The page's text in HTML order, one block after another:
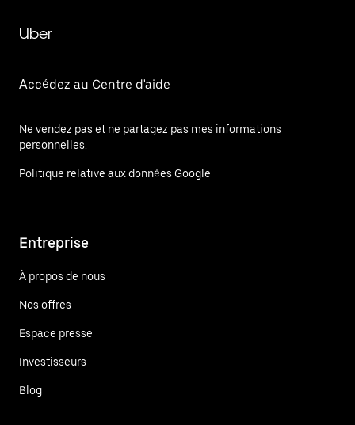
Uber
Accédez au Centre d'aide
Ne vendez pas et ne partagez pas mes informations
personnelles.
Politique relative aux données Google
Entreprise
À propos de nous
Nos offres
Espace presse
Investisseurs
Blog